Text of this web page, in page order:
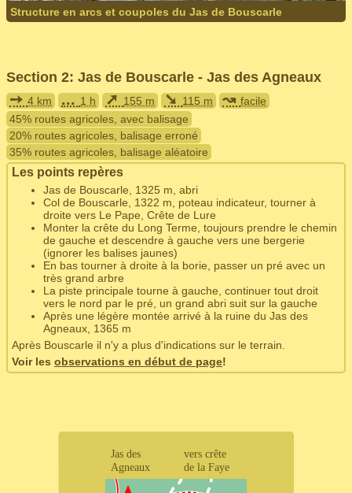
Structure en arcs et coupoles du Jas de Bouscarle
Section 2: Jas de Bouscarle - Jas des Agneaux
➙ 4 km ... 1 h ➚ 155 m ➘ 115 m ↝ facile
45% routes agricoles, avec balisage
20% routes agricoles, balisage erroné
35% routes agricoles, balisage aléatoire
Les points repères
Jas de Bouscarle, 1325 m, abri
Col de Bouscarle, 1322 m, poteau indicateur, tourner à
droite vers Le Pape, Crête de Lure
Monter la crête du Long Terme, toujours prendre le chemin
de gauche et descendre à gauche vers une bergerie
(ignorer les balises jaunes)
En bas tourner à droite à la borie, passer un pré avec un
très grand arbre
La piste principale tourne à gauche, continuer tout droit
vers le nord par le pré, un grand abri suit sur la gauche
Après une légère montée arrivé à la ruine du Jas des
Agneaux, 1365 m
Après Bouscarle il n'y a plus d'indications sur le terrain.
Voir les observations en début de page!